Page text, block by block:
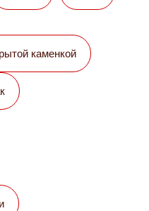
каменкой